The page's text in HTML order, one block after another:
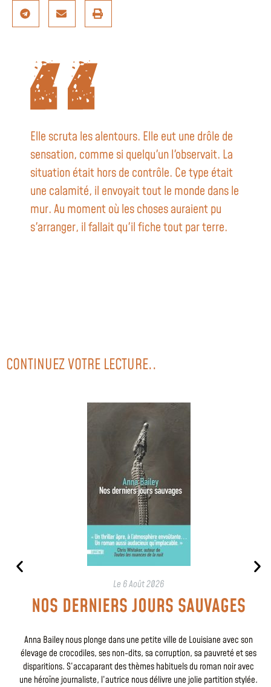
Elle scruta les alentours. Elle eut une drôle de
sensation, comme si quelqu'un l'observait. La
situation était hors de contrôle. Ce type était
une calamité, il envoyait tout le monde dans le
mur. Au moment où les choses auraient pu
s'arranger, il fallait qu'il fiche tout par terre.
CONTINUEZ VOTRE LECTURE..
Le 6 Août 2026
NOS DERNIERS JOURS SAUVAGES
Anna Bailey nous plonge dans une petite ville de Louisiane avec son
élevage de crocodiles, ses non-dits, sa corruption, sa pauvreté et ses
disparitions. S’accaparant des thèmes habituels du roman noir avec
une héroïne journaliste, l’autrice nous délivre une jolie partition stylée.